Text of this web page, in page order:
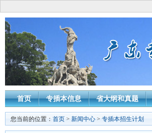
首页 专插本信息 省大纲和真题
您当前的位置： 首页 > 新闻中心 > 专插本招生计划